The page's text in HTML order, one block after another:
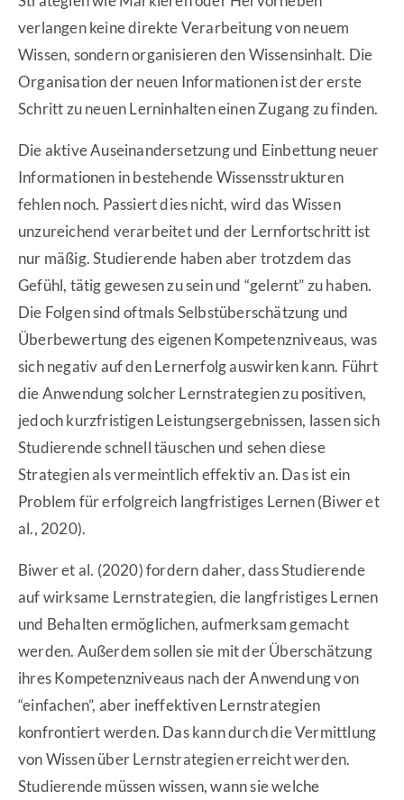
verlangen keine direkte Verarbeitung von neuem
Wissen, sondern organisieren den Wissensinhalt. Die
Organisation der neuen Informationen ist der erste
Schritt zu neuen Lerninhalten einen Zugang zu finden.
Die aktive Auseinandersetzung und Einbettung neuer
Informationen in bestehende Wissensstrukturen
fehlen noch. Passiert dies nicht, wird das Wissen
unzureichend verarbeitet und der Lernfortschritt ist
nur mäßig. Studierende haben aber trotzdem das
Gefühl, tätig gewesen zu sein und “gelernt” zu haben.
Die Folgen sind oftmals Selbstüberschätzung und
Überbewertung des eigenen Kompetenzniveaus, was
sich negativ auf den Lernerfolg auswirken kann. Führt
die Anwendung solcher Lernstrategien zu positiven,
jedoch kurzfristigen Leistungsergebnissen, lassen sich
Studierende schnell täuschen und sehen diese
Strategien als vermeintlich effektiv an. Das ist ein
Problem für erfolgreich langfristiges Lernen (Biwer et
al., 2020).
Biwer et al. (2020) fordern daher, dass Studierende
auf wirksame Lernstrategien, die langfristiges Lernen
und Behalten ermöglichen, aufmerksam gemacht
werden. Außerdem sollen sie mit der Überschätzung
ihres Kompetenzniveaus nach der Anwendung von
“einfachen”, aber ineffektiven Lernstrategien
konfrontiert werden. Das kann durch die Vermittlung
von Wissen über Lernstrategien erreicht werden.
Studierende müssen wissen, wann sie welche